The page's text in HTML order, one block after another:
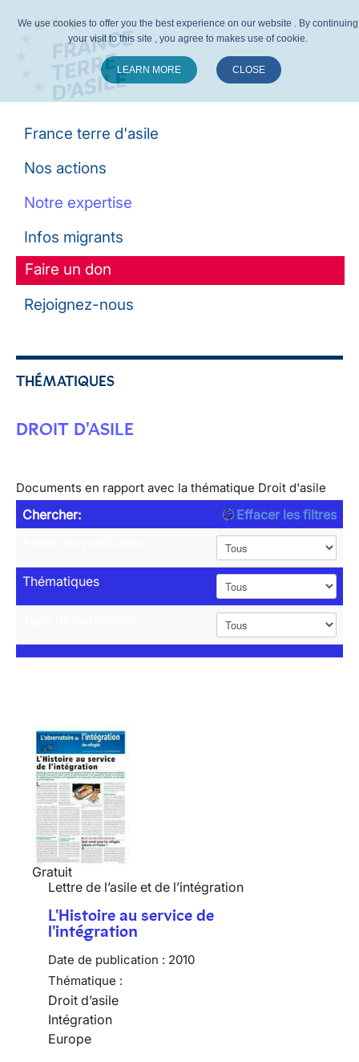
France terre d'asile
Nos actions
Notre expertise
Infos migrants
Faire un don
Rejoignez-nous
THÉMATIQUES
DROIT D'ASILE
Documents en rapport avec la thématique Droit d'asile
Chercher:
Effacer les filtres
Thématiques
Gratuit
Lettre de l’asile et de l’intégration
L'Histoire au service de
l'intégration
Date de publication : 2010
Thématique :
Droit d’asile
Intégration
Europe
We use cookies to offer you the best experience on our website . By continuing
your visit to this site , you agree to makes use of cookie.
LEARN MORE CLOSE